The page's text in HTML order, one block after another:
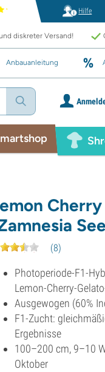
Hilfe
diskreter Versand!
Anbauanleitung
Cherry
(8)
Photoperiode-F1-
Lemon-Cherry-
Ausgewogen (60%
F1-Zucht:
Ergebnisse
100–200 cm, 9–10
Oktober